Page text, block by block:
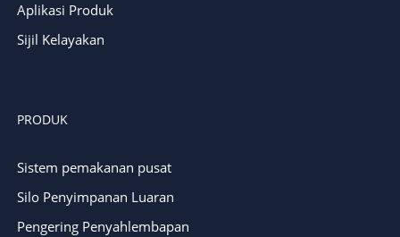
Aplikasi Produk
Sijil Kelayakan
PRODUK
Sistem pemakanan pusat
Silo Penyimpanan Luaran
Pengering Penyahlembapan